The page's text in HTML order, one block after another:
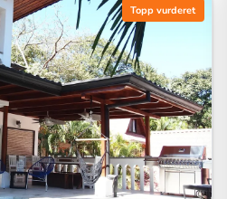
Topp vurderet